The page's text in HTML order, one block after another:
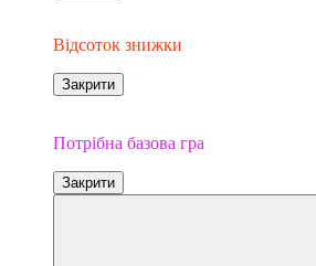
Відсоток знижки
Закрити
Потрібна базова гра
Закрити